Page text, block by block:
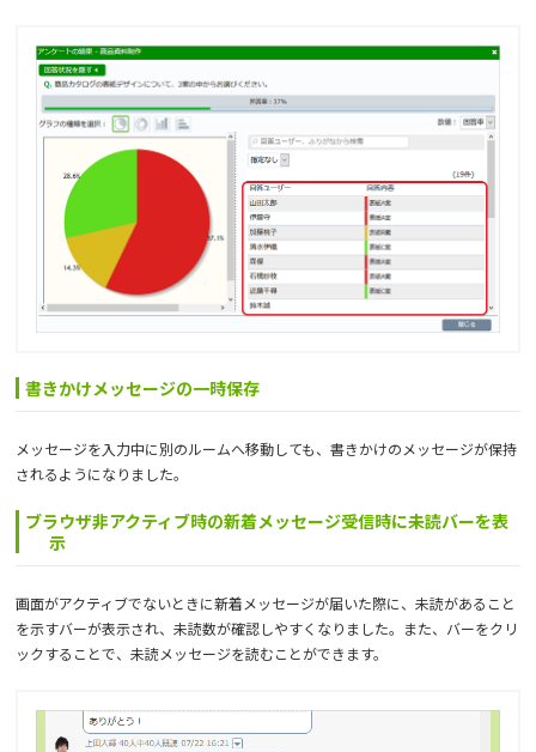
書きかけメッセージの一時保存
メッセージを入力中に別のルームへ移動しても、書きかけのメッセージが保持
されるようになりました。
ブラウザ非アクティブ時の新着メッセージ受信時に未読バーを表
示
画面がアクティブでないときに新着メッセージが届いた際に、未読があること
を示すバーが表示され、未読数が確認しやすくなりました。また、バーをクリ
ックすることで、未読メッセージを読むことができます。